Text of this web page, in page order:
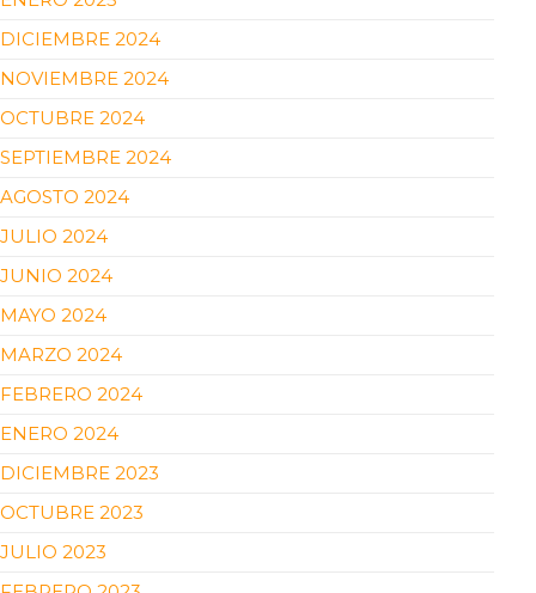
DICIEMBRE 2024
NOVIEMBRE 2024
OCTUBRE 2024
SEPTIEMBRE 2024
AGOSTO 2024
JULIO 2024
JUNIO 2024
MAYO 2024
MARZO 2024
FEBRERO 2024
ENERO 2024
DICIEMBRE 2023
OCTUBRE 2023
JULIO 2023